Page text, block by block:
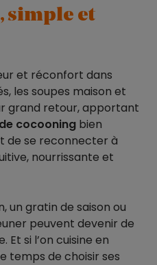
simple et
et réconfort dans
les soupes maison et
grand retour, apportant
cocooning bien
de se reconnecter à
nourrissante et
un gratin de saison ou
peuvent devenir de
si l’on cuisine en
temps de choisir ses